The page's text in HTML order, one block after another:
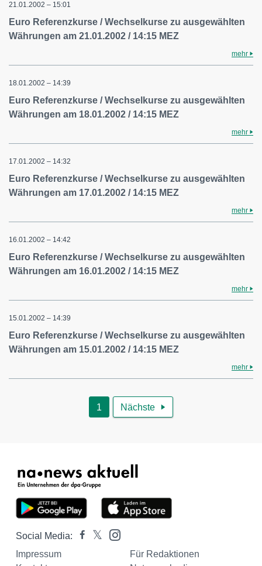
21.01.2002 – 15:01
Euro Referenzkurse / Wechselkurse zu ausgewählten
Währungen am 21.01.2002 / 14:15 MEZ
mehr
18.01.2002 – 14:39
Euro Referenzkurse / Wechselkurse zu ausgewählten
Währungen am 18.01.2002 / 14:15 MEZ
mehr
17.01.2002 – 14:32
Euro Referenzkurse / Wechselkurse zu ausgewählten
Währungen am 17.01.2002 / 14:15 MEZ
mehr
16.01.2002 – 14:42
Euro Referenzkurse / Wechselkurse zu ausgewählten
Währungen am 16.01.2002 / 14:15 MEZ
mehr
15.01.2002 – 14:39
Euro Referenzkurse / Wechselkurse zu ausgewählten
Währungen am 15.01.2002 / 14:15 MEZ
mehr
1 Nächste 
Social Media:
Impressum
Für Redaktionen